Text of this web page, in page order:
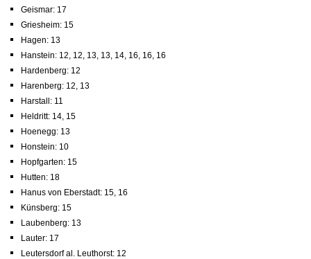
Geismar: 17
Griesheim: 15
Hagen: 13
Hanstein: 12, 12, 13, 13, 14, 16, 16, 16
Hardenberg: 12
Harenberg: 12, 13
Harstall: 11
Heldritt: 14, 15
Hoenegg: 13
Honstein: 10
Hopfgarten: 15
Hutten: 18
Hanus von Eberstadt: 15, 16
Künsberg: 15
Laubenberg: 13
Lauter: 17
Leutersdorf al. Leuthorst: 12